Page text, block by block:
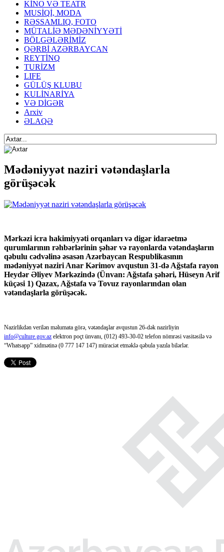
KİNO VƏ TEATR
MUSİQİ, MODA
RƏSSAMLIQ, FOTO
MÜTALİƏ MƏDƏNİYYƏTİ
BÖLGƏLƏRİMİZ
QƏRBİ AZƏRBAYCAN
REYTİNQ
TURİZM
LIFE
GÜLÜŞ KLUBU
KULİNARİYA
VƏ DİGƏR
Arxiv
ƏLAQƏ
Mədəniyyət naziri vətəndaşlarla
görüşəcək
Mərkəzi icra hakimiyyəti orqanları və digər idarəetmə
qurumlarının rəhbərlərinin şəhər və rayonlarda vətəndaşların
qəbulu cədvəlinə əsasən Azərbaycan Respublikasının
mədəniyyət naziri Anar Kərimov avqustun 31-də Ağstafa rayon
Heydər Əliyev Mərkəzində (Ünvan: Ağstafa şəhəri, Hüseyn Arif
küçəsi 1) Qazax, Ağstafa və Tovuz rayonlarından olan
vətəndaşlarla görüşəcək.
Nazirlikdən verilən məlumata görə, vətəndaşlar avqustun 26-dək nazirliyin
info@culture.gov.az elektron poçt ünvanı, (012) 493-30-02 telefon nömrəsi vasitəsilə və
“Whatsapp” xidmətinə (0 777 147 147) müraciət etməklə qəbula yazıla bilərlər.